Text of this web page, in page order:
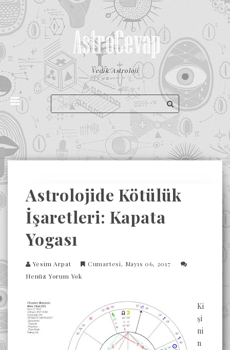
Vedik Astroloji
Astrolojide Kötülük
İşaretleri: Kapata
Yogası
Yesim Arpat
Cumartesi, Mayıs 06, 2017
Henüz Yorum Yok
Ki
şi
ni
n